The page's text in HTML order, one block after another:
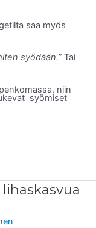
saa myös
syödään.” Tai
niin
syömiset